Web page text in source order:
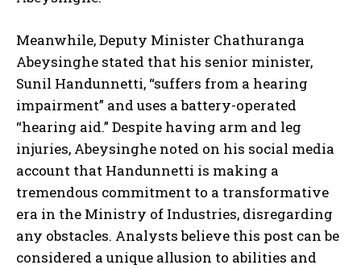
Meanwhile, Deputy Minister Chathuranga
Abeysinghe stated that his senior minister,
Sunil Handunnetti, “suffers from a hearing
impairment” and uses a battery-operated
“hearing aid.” Despite having arm and leg
injuries, Abeysinghe noted on his social media
account that Handunnetti is making a
tremendous commitment to a transformative
era in the Ministry of Industries, disregarding
any obstacles. Analysts believe this post can be
considered a unique allusion to abilities and